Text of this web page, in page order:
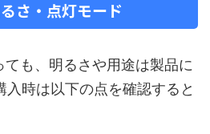
さ・点灯モード
も、明るさや用途は製品に
入時は以下の点を確認すると